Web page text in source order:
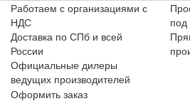
Работаем с организациями с
НДС
Доставка по СПб и всей
России
Официальные дилеры
ведущих производителей
Оформить заказ